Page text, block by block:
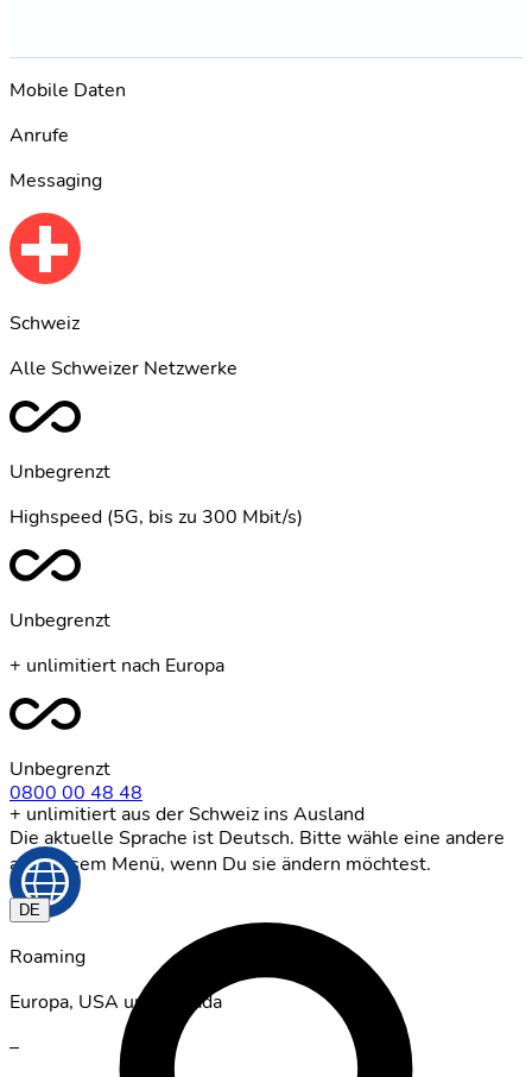
0800 00 48 48
Die aktuelle Sprache ist Deutsch. Bitte wähle eine andere
aus diesem Menü, wenn Du sie ändern möchtest.
DE
Mobile Daten
Anrufe
Messaging
Schweiz
Alle Schweizer Netzwerke
Unbegrenzt
Highspeed (5G, bis zu 300 Mbit/s)
Unbegrenzt
+ unlimitiert nach Europa
Unbegrenzt
+ unlimitiert aus der Schweiz ins Ausland
Roaming
Europa, USA und Kanada
–